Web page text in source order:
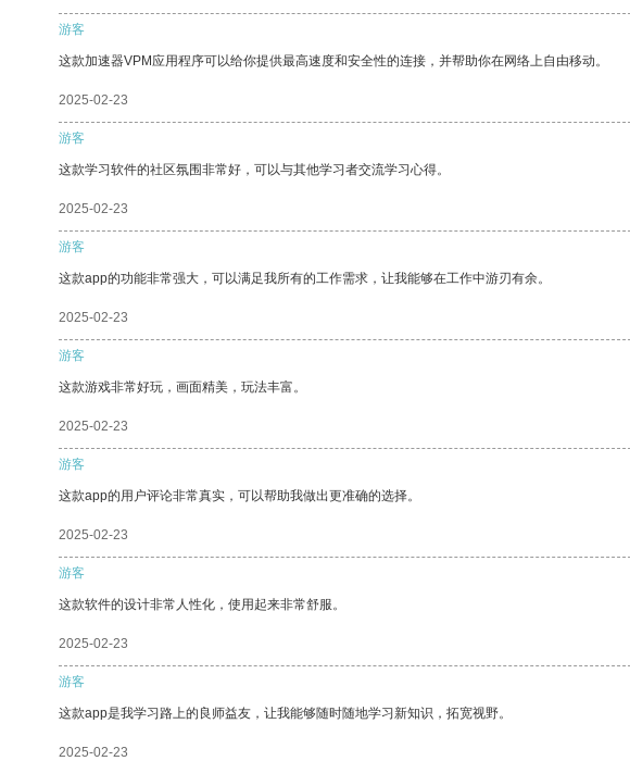
游客
这款加速器VPM应用程序可以给你提供最高速度和安全性的连接，并帮助你在网络上自由移动。
2025-02-23
游客
这款学习软件的社区氛围非常好，可以与其他学习者交流学习心得。
2025-02-23
游客
这款app的功能非常强大，可以满足我所有的工作需求，让我能够在工作中游刃有余。
2025-02-23
游客
这款游戏非常好玩，画面精美，玩法丰富。
2025-02-23
游客
这款app的用户评论非常真实，可以帮助我做出更准确的选择。
2025-02-23
游客
这款软件的设计非常人性化，使用起来非常舒服。
2025-02-23
游客
这款app是我学习路上的良师益友，让我能够随时随地学习新知识，拓宽视野。
2025-02-23